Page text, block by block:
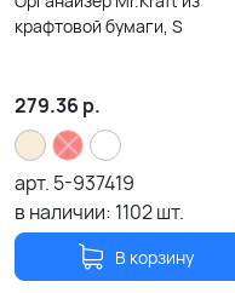
крафтовой бумаги, S
279.36 р.
арт. 5-937419
в наличии: 1102шт.
В корзину